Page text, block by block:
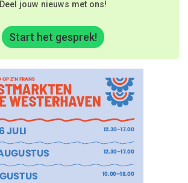
Deel jouw nieuws met ons!
Start het gesprek!